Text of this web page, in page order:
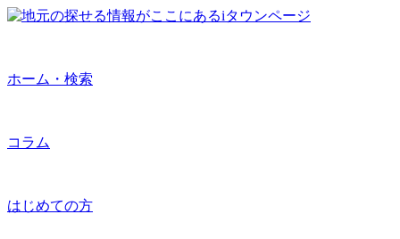
ホーム・検索
コラム
はじめての方